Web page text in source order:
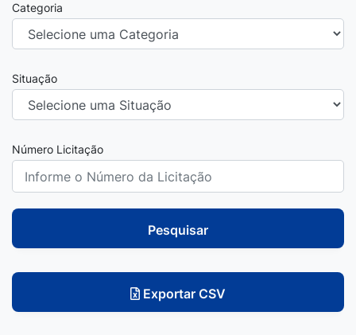
Categoria
Situação
Número Licitação
Pesquisar
Exportar CSV